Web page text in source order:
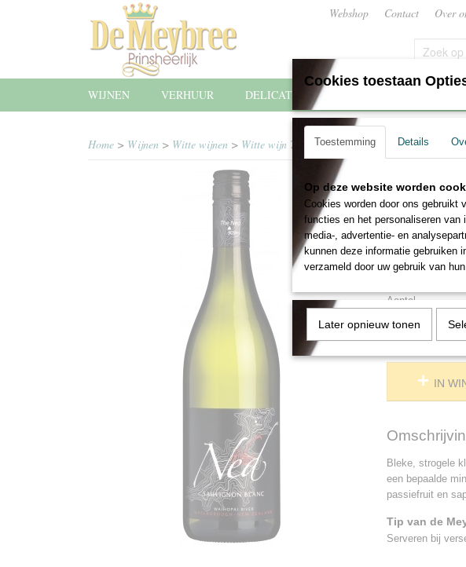
Webshop Contact Over
WIJNEN VERHUUR DELICATESSEN
Home > Wijnen > Witte wijnen > Witte wijn The Ned Sauvignon Blanc
Witte
Blanc
€ 12,95
✓
Aantal
IN
Bleke, strogele
een bepaalde
passiefruit en
Tip van de
Serveren bij
Cookies toestaan
Toestemming Details
Op deze website worden
Cookies worden door ons gebruikt
functies en het personaliseren van
media-, advertentie- en
kunnen deze informatie gebruiken
verzameld door uw gebruik van
Later opnieuw tonen